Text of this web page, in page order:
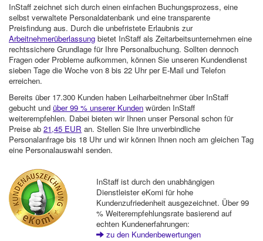
InStaff zeichnet sich durch einen einfachen Buchungsprozess, eine
selbst verwaltete Personaldatenbank und eine transparente
Preisfindung aus. Durch die unbefristete Erlaubnis zur
Arbeitnehmerüberlassung bietet InStaff als Zeitarbeitsunternehmen eine
rechtssichere Grundlage für Ihre Personalbuchung. Sollten dennoch
Fragen oder Probleme aufkommen, können Sie unseren Kundendienst
sieben Tage die Woche von 8 bis 22 Uhr per E-Mail und Telefon
erreichen.
Bereits über 17.300 Kunden haben Leiharbeitnehmer über InStaff
gebucht und über 99 % unserer Kunden würden InStaff
weiterempfehlen. Dabei bieten wir Ihnen unser Personal schon für
Preise ab 21,45 EUR an. Stellen Sie Ihre unverbindliche
Personalanfrage bis 18 Uhr und wir können Ihnen noch am gleichen Tag
eine Personalauswahl senden.
InStaff ist durch den unabhängigen
Dienstleister eKomi für hohe
Kundenzufriedenheit ausgezeichnet. Über 99
% Weiterempfehlungsrate basierend auf
echten Kundenerfahrungen:
zu den Kundenbewertungen